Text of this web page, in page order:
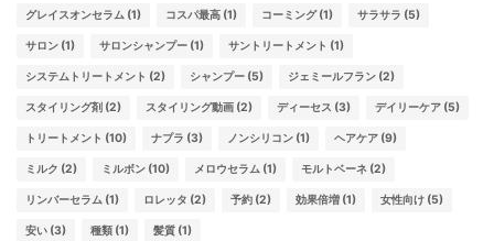
グレイスオンセラム (1) コスパ最高 (1) コーミング(1) サラサラ (5)
サロン (1) サロンシャンプー (1) サントリートメント (1)
システムトリートメント (2) シャンプー (5) ジェミールフラン (2)
スタイリング剤 (2) スタイリング動画 (2) ディーセス (3) デイリーケア (5)
トリートメント (10) ナプラ (3) ノンシリコン (1) ヘアケア (9)
ミルク (2) ミルボン (10) メロウセラム (1) モルトベーネ (2)
リンバーセラム (1) ロレッタ (2) 予約 (2) 効果倍増 (1) 女性向け (5)
安い (3) 種類 (1) 髪質 (1)